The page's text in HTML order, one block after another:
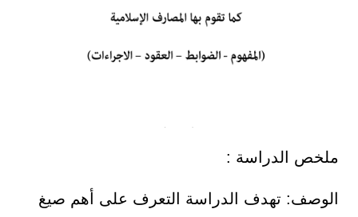
ملخص الدراسة :
الوصف: تهدف الدراسة التعرف على أهم صيغ